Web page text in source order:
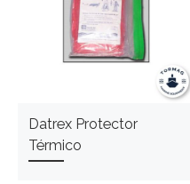
Datrex Protector
Térmico